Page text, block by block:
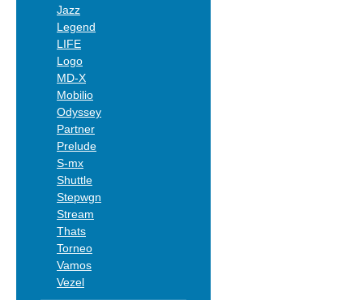
Jazz
Legend
LIFE
Logo
MD-X
Mobilio
Odyssey
Partner
Prelude
S-mx
Shuttle
Stepwgn
Stream
Thats
Torneo
Vamos
Vezel